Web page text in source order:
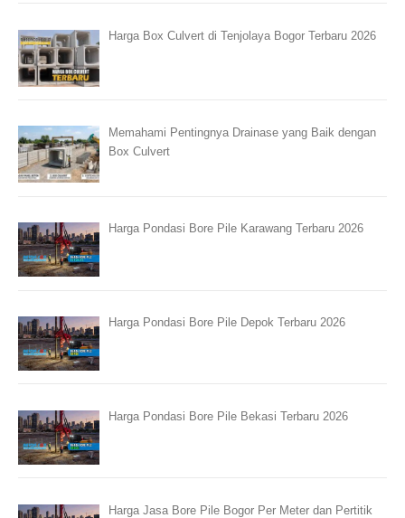
Harga Box Culvert di Tenjolaya Bogor Terbaru 2026
Memahami Pentingnya Drainase yang Baik dengan
Box Culvert
Harga Pondasi Bore Pile Karawang Terbaru 2026
Harga Pondasi Bore Pile Depok Terbaru 2026
Harga Pondasi Bore Pile Bekasi Terbaru 2026
Harga Jasa Bore Pile Bogor Per Meter dan Pertitik